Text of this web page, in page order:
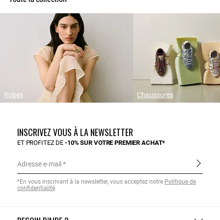
Robes Chaussures
INSCRIVEZ VOUS À LA NEWSLETTER
ET PROFITEZ DE-10% SUR VOTRE PREMIER ACHAT*
Adresse e-mail
*En vous inscrivant à la newsletter, vous acceptez notre Politique de
confidentialité.